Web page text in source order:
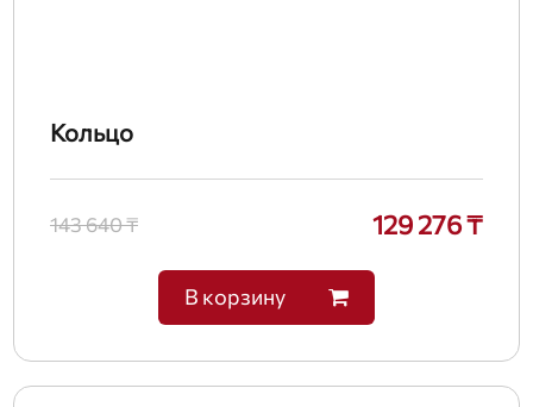
Кольцо
143 640 ₸ 129 276 ₸
В корзину